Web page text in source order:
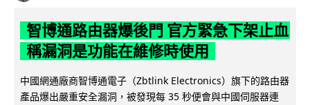
智博通路由器爆後門 官方緊急下架止血
稱漏洞是功能在維修時使用
中國網通廠商智博通電子（Zbtlink Electronics）旗下的路由器
產品爆出嚴重安全漏洞，被發現每 35 秒便會與中國伺服器連